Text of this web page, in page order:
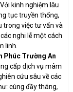
kinh nghiệm lâu
tục truyền thống,
trong việc tư vấn và
nghi lễ một cách
linh.
Phúc Trường An
cấp dịch vụ mâm
cứu sâu về các
cúng đầy tháng,